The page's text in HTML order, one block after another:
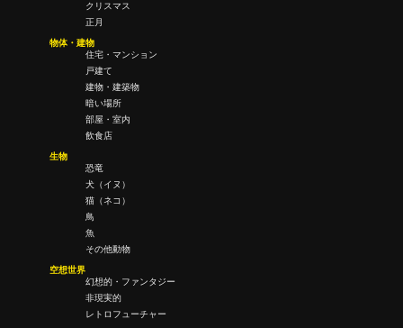
クリスマス
正月
物体・建物
住宅・マンション
戸建て
建物・建築物
暗い場所
部屋・室内
飲食店
生物
恐竜
犬（イヌ）
猫（ネコ）
鳥
魚
その他動物
空想世界
幻想的・ファンタジー
非現実的
レトロフューチャー